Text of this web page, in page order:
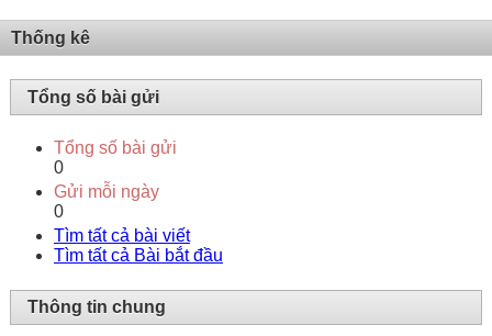
Thống kê
Tổng số bài gửi
Tổng số bài gửi
0
Gửi mỗi ngày
0
Tìm tất cả bài viết
Tìm tất cả Bài bắt đầu
Thông tin chung